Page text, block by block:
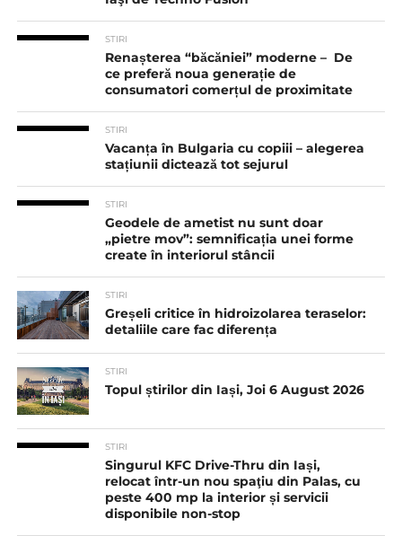
STIRI
Renașterea “băcăniei” moderne – De
ce preferă noua generație de
consumatori comerțul de proximitate
STIRI
Vacanța în Bulgaria cu copiii – alegerea
stațiunii dictează tot sejurul
STIRI
Geodele de ametist nu sunt doar
„pietre mov”: semnificația unei forme
create în interiorul stâncii
STIRI
Greșeli critice în hidroizolarea teraselor:
detaliile care fac diferența
STIRI
Topul știrilor din Iași, Joi 6 August 2026
STIRI
Singurul KFC Drive-Thru din Iași,
relocat într-un nou spaţiu din Palas, cu
peste 400 mp la interior și servicii
disponibile non-stop